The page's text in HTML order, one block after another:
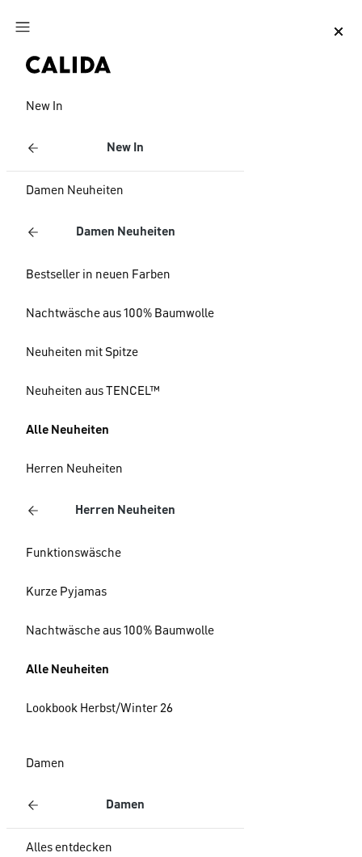
Zum Hauptinhalt springen
New In
New In
Damen Neuheiten
Damen Neuheiten
Bestseller in neuen Farben
Nachtwäsche aus 100% Baumwolle
Neuheiten mit Spitze
Neuheiten aus TENCEL™
Alle Neuheiten
Herren Neuheiten
Herren Neuheiten
Funktionswäsche
Kurze Pyjamas
Nachtwäsche aus 100% Baumwolle
Alle Neuheiten
Lookbook Herbst/Winter 26
Damen
Damen
Alles entdecken